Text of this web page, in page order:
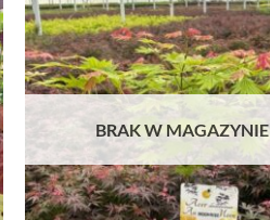
BRAK W MAGAZYNIE